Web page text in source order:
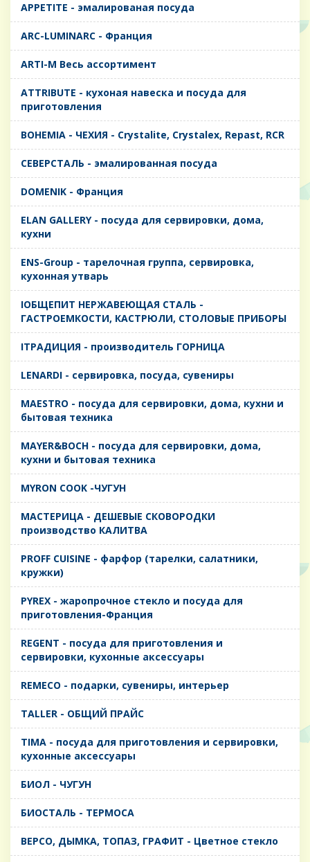
APPETITE - эмалированая посуда
ARC-LUMINARC - Франция
ARTI-M Весь ассортимент
ATTRIBUTE - кухоная навеска и посуда для
приготовления
BOHEMIA - ЧЕХИЯ - Crystalite, Crystalex, Repast, RCR
CЕВЕРСТАЛЬ - эмалированная посуда
DOMENIK - Франция
ELAN GALLERY - посуда для сервировки, дома,
кухни
ENS-Group - тарелочная группа, сервировка,
кухонная утварь
IОБЩЕПИТ НЕРЖАВЕЮЩАЯ СТАЛЬ -
ГАСТРОЕМКОСТИ, КАСТРЮЛИ, СТОЛОВЫЕ ПРИБОРЫ
IТРАДИЦИЯ - производитель ГОРНИЦА
LENARDI - сервировка, посуда, сувениры
MAESTRO - посуда для сервировки, дома, кухни и
бытовая техника
MAYER&BOCH - посуда для сервировки, дома,
кухни и бытовая техника
MYRON COOK -ЧУГУН
MАСТЕРИЦА - ДЕШЕВЫЕ СКОВОРОДКИ
производство КАЛИТВА
PROFF CUISINE - фарфор (тарелки, салатники,
кружки)
PYREX - жаропрочное стекло и посуда для
приготовления-Франция
REGENT - посуда для приготовления и
сервировки, кухонные аксессуары
REMECO - подарки, сувениры, интерьер
TALLER - ОБЩИЙ ПРАЙС
TIMA - посуда для приготовления и сервировки,
кухонные аксессуары
БИОЛ - ЧУГУН
БИОСТАЛЬ - ТЕРМОСА
ВЕРСО, ДЫМКА, ТОПАЗ, ГРАФИТ - Цветное стекло